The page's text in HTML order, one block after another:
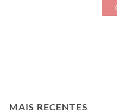
MAIS RECENTES